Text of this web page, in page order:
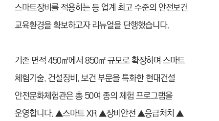
스마트장비를 적용하는 등 업계 최고 수준의 안전보건
교육환경을 확보하고자 리뉴얼을 단행했습니다.
기존 면적 450㎡에서 850㎡ 규모로 확장하며 스마트
체험기술, 건설장비, 보건 부문을 특화한 현대건설
안전문화체험관은 총 50여 종의 체험 프로그램을
운영합니다. ▲스마트 XR ▲장비안전 ▲응급처치 ▲